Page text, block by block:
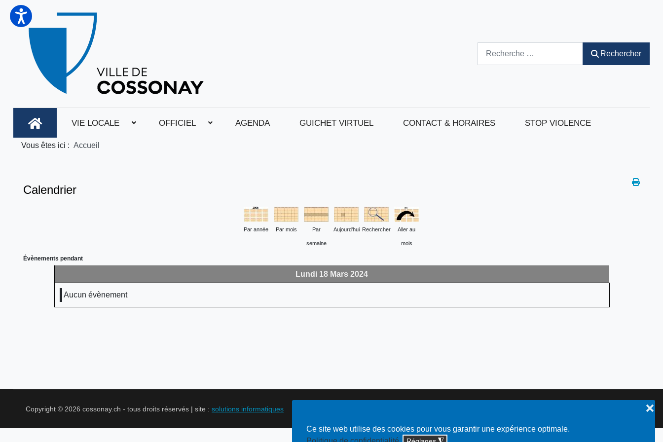
Ce site web utilise des cookies pour vous garantir une expérience optimale.
❌
Rechercher
VIE LOCALE OFFICIEL AGENDA GUICHET VIRTUEL CONTACT & HORAIRES STOP VIOLENCE
Vous êtes ici : Accueil
Calendrier
Par année Par mois Par
semaine
Aujourd'hui Rechercher Aller au
mois
Évènements pendant
Lundi 18 Mars 2024
Aucun évènement
Copyright © 2026 cossonay.ch - tous droits réservés | site : solutions informatiques